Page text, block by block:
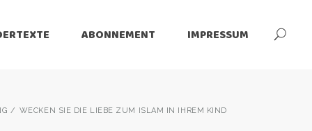
ABONNEMENT IMPRESSUM
WECKEN SIE DIE LIEBE ZUM ISLAM IN IHREM KIND